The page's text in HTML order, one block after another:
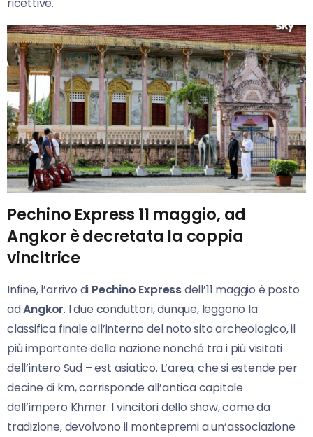
Pechino Express 11 maggio, ad
Angkor è decretata la coppia
vincitrice
Infine, l’arrivo di Pechino Expressdell’11 maggio è posto
adAngkor. I due conduttori, dunque, leggono la
classifica finale all’interno del noto sito archeologico, il
più importante della nazione nonché tra i più visitati
dell’intero Sud – est asiatico. L’area, che si estende per
decine di km, corrisponde all’antica capitale
dell’impero Khmer. I vincitori dello show, come da
tradizione, devolvono il montepremi a un’associazione